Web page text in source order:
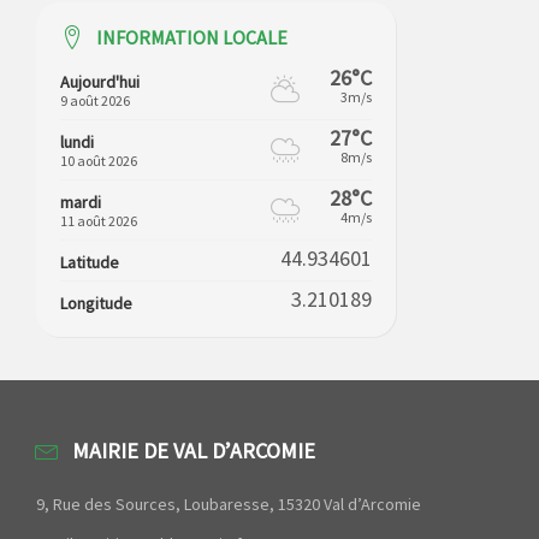
INFORMATION LOCALE
Aujourd'hui
9 août 2026
26°C
3m/s
lundi
10 août 2026
27°C
8m/s
mardi
11 août 2026
28°C
4m/s
Latitude 44.934601
Longitude 3.210189
MAIRIE DE VAL D’ARCOMIE
9, Rue des Sources, Loubaresse, 15320 Val d’Arcomie